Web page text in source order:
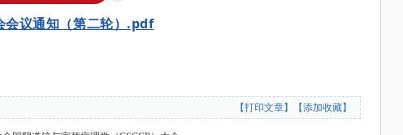
会议通知（第二轮）.pdf
【打印文章】 【添加收藏】